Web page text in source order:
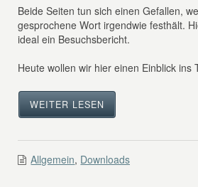
Beide Seiten tun sich einen Gefallen,
gesprochene Wort irgendwie festhält.
ideal ein Besuchsbericht.
Heute wollen wir hier einen Einblick ins
WEITER LESEN
Allgemein, Downloads